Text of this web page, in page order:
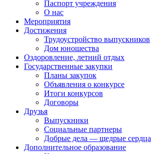
Паспорт учреждения
О нас
Мероприятия
Достижения
Трудоустройство выпускников
Дом юношества
Оздоровление, летний отдых
Государственные закупки
Планы закупок
Объявления о конкурсе
Итоги конкурсов
Договоры
Друзья
Выпускники
Социальные партнеры
Добрые дела — щедрые сердца
Дополнительное образование